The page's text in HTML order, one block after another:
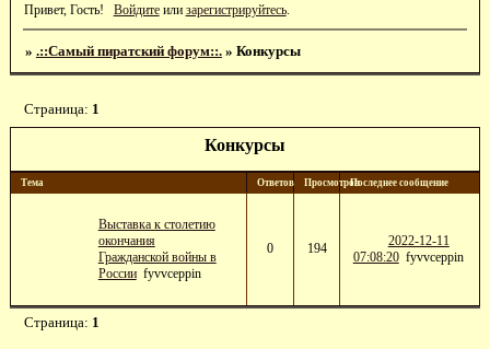
Привет, Гость! Войдитеили зарегистрируйтесь.
» .::Самый пиратский форум::. » Конкурсы
Конкурсы
Страница: 1
Тема Ответов ПросмотровПоследнее сообщение
Выставка к столетию
окончания
Гражданской войны в
России fyvvceppin
0 194
2022-12-11
07:08:20 fyvvceppin
Страница: 1